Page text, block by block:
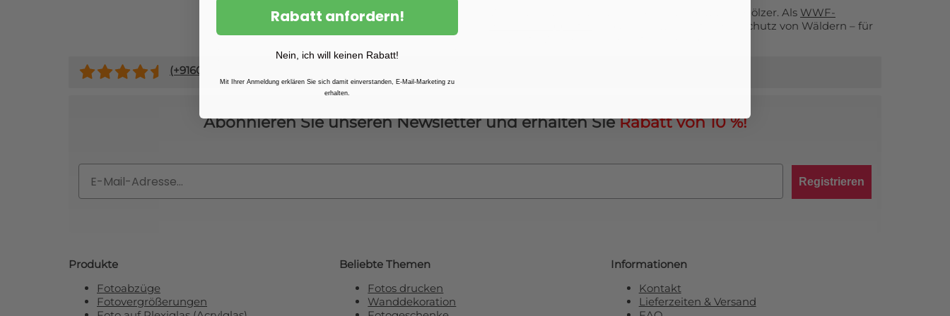
Wir setzen auf verantwortungsvoll ausgewählte Hölzer. Als WWF-
engagieren wir uns für den Schutz von Wäldern – für
(+9160
Abonnieren Sie unseren Newsletter und erhalten SieRabatt von 10 %!
Registrieren
Produkte
Fotoabzüge
Fotovergrößerungen
Beliebte Themen
Fotos drucken
Wanddekoration
Informationen
Kontakt
Lieferzeiten & Versand
Rabatt anfordern!
Nein, ich will keinen Rabatt!
Mit Ihrer Anmeldung erklären Sie sich damit einverstanden, E-Mail-Marketing zu
erhalten.